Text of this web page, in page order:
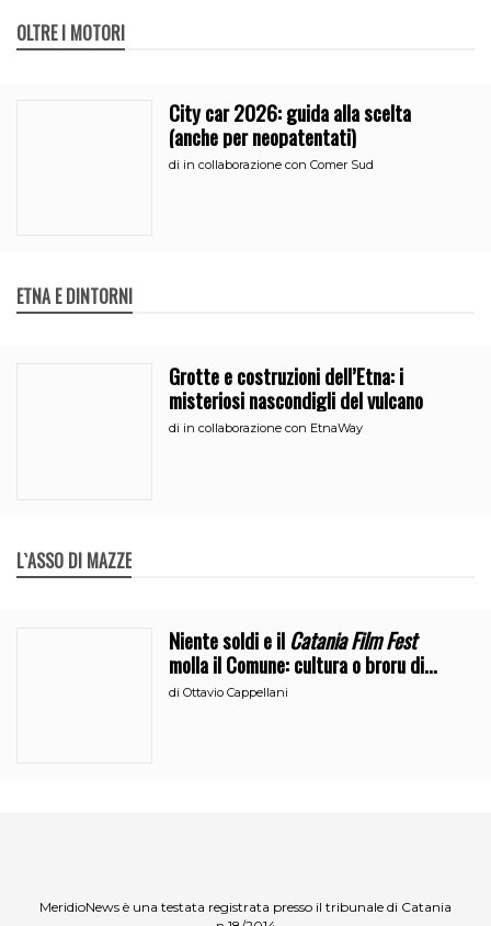
OLTRE I MOTORI
City car 2026: guida alla scelta
(anche per neopatentati)
di in collaborazione con Comer Sud
ETNA E DINTORNI
Grotte e costruzioni dell’Etna: i
misteriosi nascondigli del vulcano
di in collaborazione con EtnaWay
L`ASSO DI MAZZE
Niente soldi e ilCatania Film Fest
molla il Comune: cultura o broru di
ciciri?
diOttavio Cappellani
MeridioNews è una testata registrata presso il tribunale di Catania